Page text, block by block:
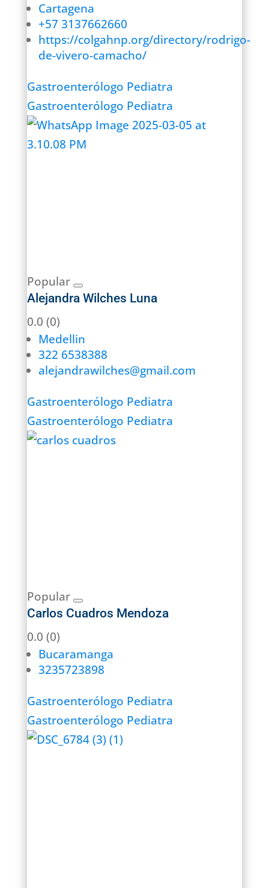
Cartagena
+57 3137662660
https://colgahnp.org/directory/rodrigo-
de-vivero-camacho/
Gastroenterólogo Pediatra
Gastroenterólogo Pediatra
Popular
Alejandra Wilches Luna
0.0 (0)
Medellin
322 6538388
alejandrawilches@gmail.com
Gastroenterólogo Pediatra
Gastroenterólogo Pediatra
Popular
Carlos Cuadros Mendoza
0.0 (0)
Bucaramanga
3235723898
Gastroenterólogo Pediatra
Gastroenterólogo Pediatra